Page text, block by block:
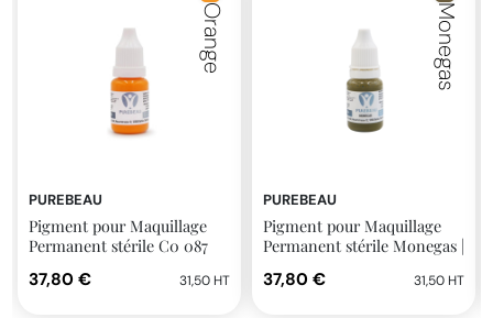
Orange
PUREBEAU
Pigment pour Maquillage
Permanent stérile C0 087
37,80 € 31,50 HT
Monegas
PUREBEAU
Pigment pour Maquillage
Permanent stérile Monegas |
37,80 € 31,50 HT